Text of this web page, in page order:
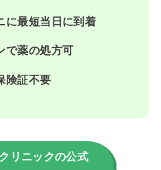
に最短当日に到着
で薬の処方可
険証不要
リニックの公式